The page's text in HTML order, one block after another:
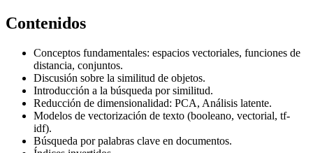
Contenidos
Conceptos fundamentales: espacios vectoriales, funciones de
distancia, conjuntos.
Discusión sobre la similitud de objetos.
Introducción a la búsqueda por similitud.
Reducción de dimensionalidad: PCA, Análisis latente.
Modelos de vectorización de texto (booleano, vectorial, tf-
idf).
Búsqueda por palabras clave en documentos.